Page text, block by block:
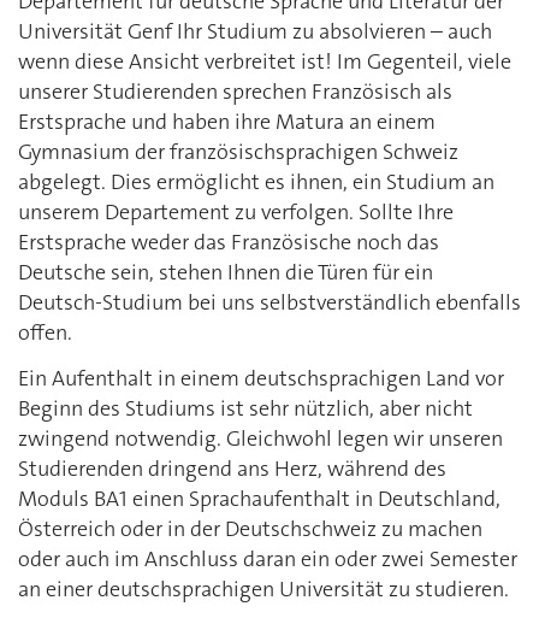
Universität Genf Ihr Studium zu absolvieren – auch
wenn diese Ansicht verbreitet ist! Im Gegenteil, viele
unserer Studierenden sprechen Französisch als
Erstsprache und haben ihre Matura an einem
Gymnasium der französischsprachigen Schweiz
abgelegt. Dies ermöglicht es ihnen, ein Studium an
unserem Departement zu verfolgen. Sollte Ihre
Erstsprache weder das Französische noch das
Deutsche sein, stehen Ihnen die Türen für ein
Deutsch-Studium bei uns selbstverständlich ebenfalls
offen.
Ein Aufenthalt in einem deutschsprachigen Land vor
Beginn des Studiums ist sehr nützlich, aber nicht
zwingend notwendig. Gleichwohl legen wir unseren
Studierenden dringend ans Herz, während des
Moduls BA1 einen Sprachaufenthalt in Deutschland,
Österreich oder in der Deutschschweiz zu machen
oder auch im Anschluss daran ein oder zwei Semester
an einer deutschsprachigen Universität zu studieren.